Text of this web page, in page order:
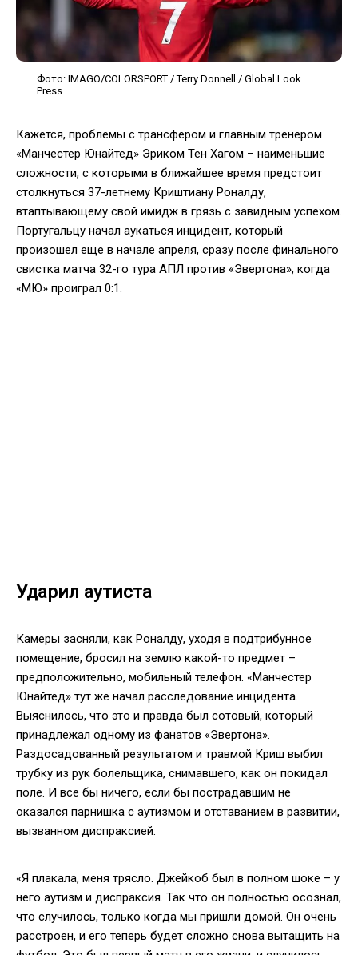
Фото: IMAGO/COLORSPORT / Terry Donnell / Global Look
Press
Кажется, проблемы с трансфером и главным тренером
«Манчестер Юнайтед» Эриком Тен Хагом – наименьшие
сложности, с которыми в ближайшее время предстоит
столкнуться 37-летнему Криштиану Роналду,
втаптывающему свой имидж в грязь с завидным успехом.
Португальцу начал аукаться инцидент, который
произошел еще в начале апреля, сразу после финального
свистка матча 32-го тура АПЛ против «Эвертона», когда
«МЮ» проиграл 0:1.
Ударил аутиста
Камеры засняли, как Роналду, уходя в подтрибунное
помещение, бросил на землю какой-то предмет –
предположительно, мобильный телефон. «Манчестер
Юнайтед» тут же начал расследование инцидента.
Выяснилось, что это и правда был сотовый, который
принадлежал одному из фанатов «Эвертона».
Раздосадованный результатом и травмой Криш выбил
трубку из рук болельщика, снимавшего, как он покидал
поле. И все бы ничего, если бы пострадавшим не
оказался парнишка с аутизмом и отставанием в развитии,
вызванном диспраксией:
«Я плакала, меня трясло. Джейкоб был в полном шоке – у
него аутизм и диспраксия. Так что он полностью осознал,
что случилось, только когда мы пришли домой. Он очень
расстроен, и его теперь будет сложно снова вытащить на